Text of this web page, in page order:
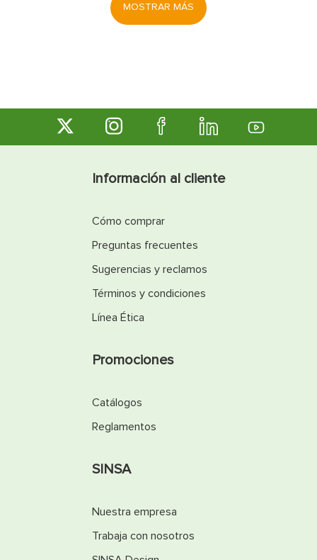
MOSTRAR MÁS
Información al cliente
Cómo comprar
Preguntas frecuentes
Sugerencias y reclamos
Términos y condiciones
Línea Ética
Promociones
Catálogos
Reglamentos
SINSA
Nuestra empresa
Trabaja con nosotros